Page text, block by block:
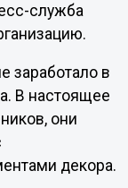
служба
заработало в
В настоящее
они
декора.